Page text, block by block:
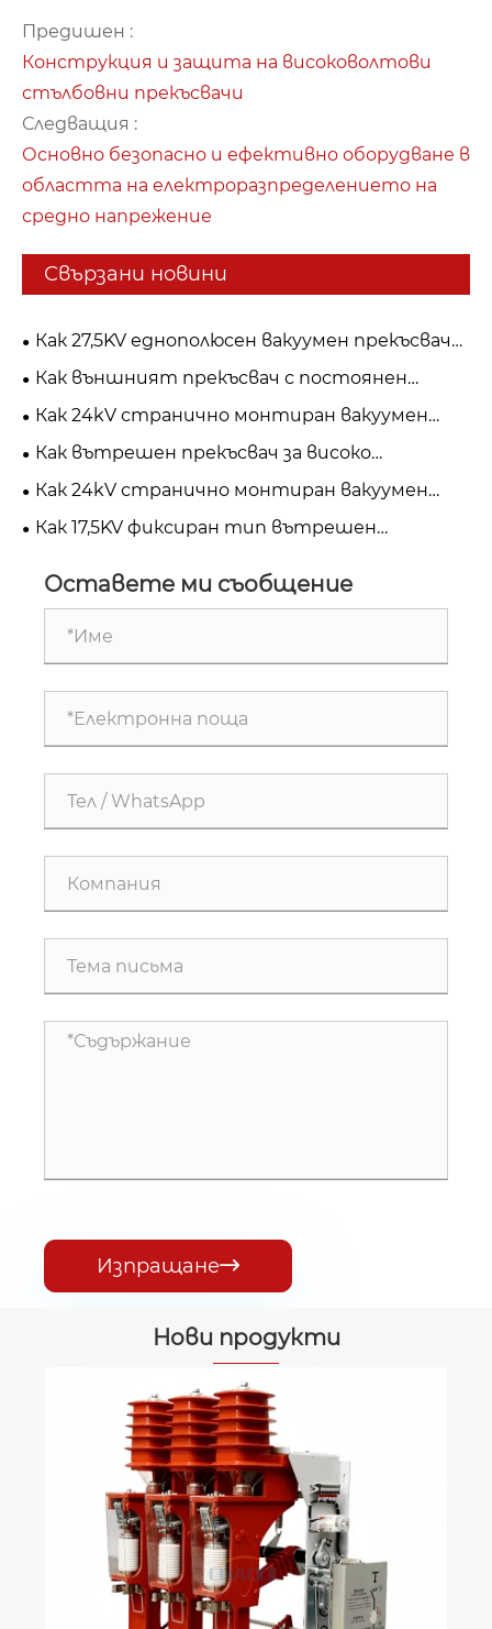
Предишен :
Конструкция и защита на високоволтови
стълбовни прекъсвачи
Следващия :
Основно безопасно и ефективно оборудване в
областта на електроразпределението на
средно напрежение
Свързани новини
Как 27,5KV еднополюсен вакуумен прекъсвач
подобрява безопасността на железопътния
транспорт и електроразпределението?
Как външният прекъсвач с постоянен
магнит подобрява надеждността на
разпределението на мощността?
Как 24kV странично монтиран вакуумен
прекъсвач подобрява защитата на
захранването със средно напрежение?
Как вътрешен прекъсвач за високо
напрежение подобрява електрическата
безопасност и надеждност?
Как 24kV странично монтиран вакуумен
прекъсвач подобрява безопасността на
захранващата система със средно
напрежение?
Как 17,5KV фиксиран тип вътрешен
захранващата система със средно
напрежение?
Оставете ми съобщение
Изпращане
Нови продукти